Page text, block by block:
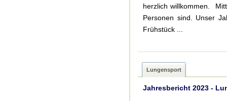
herzlich willkommen.
Personen sind. Unser
Frühstück ...
Lungensport
Jahresbericht 2023 -